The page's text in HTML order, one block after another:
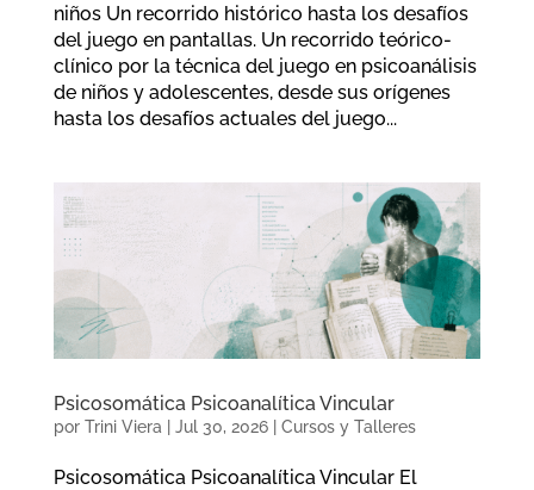
niños Un recorrido histórico hasta los desafíos
del juego en pantallas. Un recorrido teórico-
clínico por la técnica del juego en psicoanálisis
de niños y adolescentes, desde sus orígenes
hasta los desafíos actuales del juego...
Psicosomática Psicoanalítica Vincular
por Trini Viera | Jul 30, 2026| Cursos y Talleres
Psicosomática Psicoanalítica Vincular El